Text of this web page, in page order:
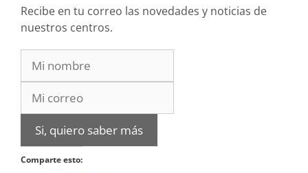
Recibe en tu correo las novedades y noticias de
nuestros centros.
Si, quiero saber más
Comparte esto: